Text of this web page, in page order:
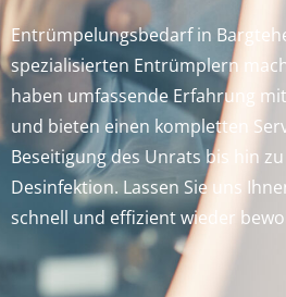
Entrümpelungsbedarf in
spezialisierten Entrümplern
haben umfassende Erfahrung
und bieten einen kompletten
Beseitigung des Unrats bis hin
Desinfektion. Lassen Sie uns
schnell und effizient wieder